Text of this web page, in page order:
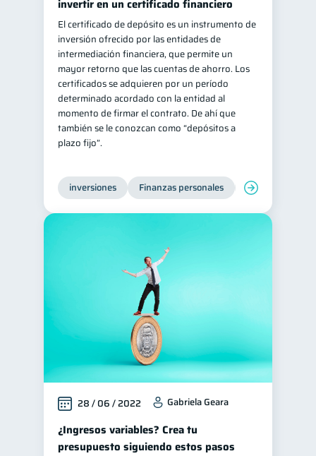
invertir en un certificado financiero
El certificado de depósito es un instrumento de
inversión ofrecido por las entidades de
intermediación financiera, que permite un
mayor retorno que las cuentas de ahorro. Los
certificados se adquieren por un período
determinado acordado con la entidad al
momento de firmar el contrato. De ahí que
también se le conozcan como “depósitos a
plazo fijo”.
inversiones Finanzas personales Educación
28 / 06 / 2022 Gabriela Geara
¿Ingresos variables? Crea tu
presupuesto siguiendo estos pasos